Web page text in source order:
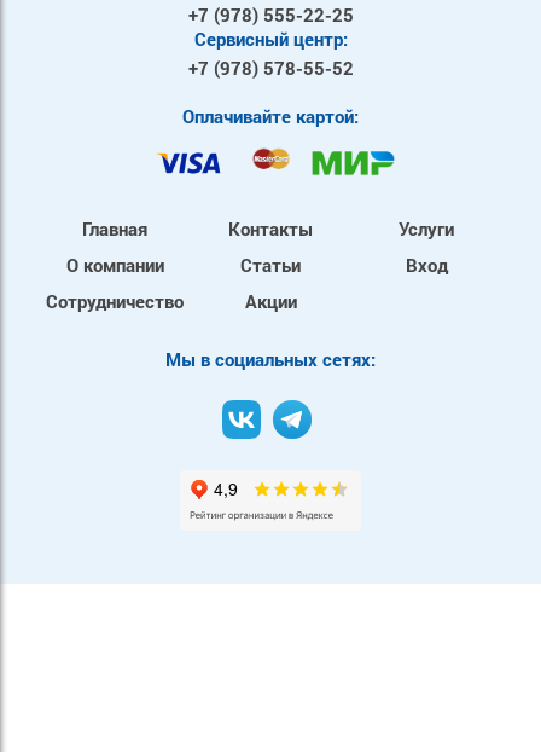
+7 (978) 555-22-25
Сервисный центр:
+7 (978) 578-55-52
Оплачивайте картой:
Главная
О компании
Сотрудничество
Контакты
Статьи
Акции
Услуги
Вход
Mы в социальных сетях: